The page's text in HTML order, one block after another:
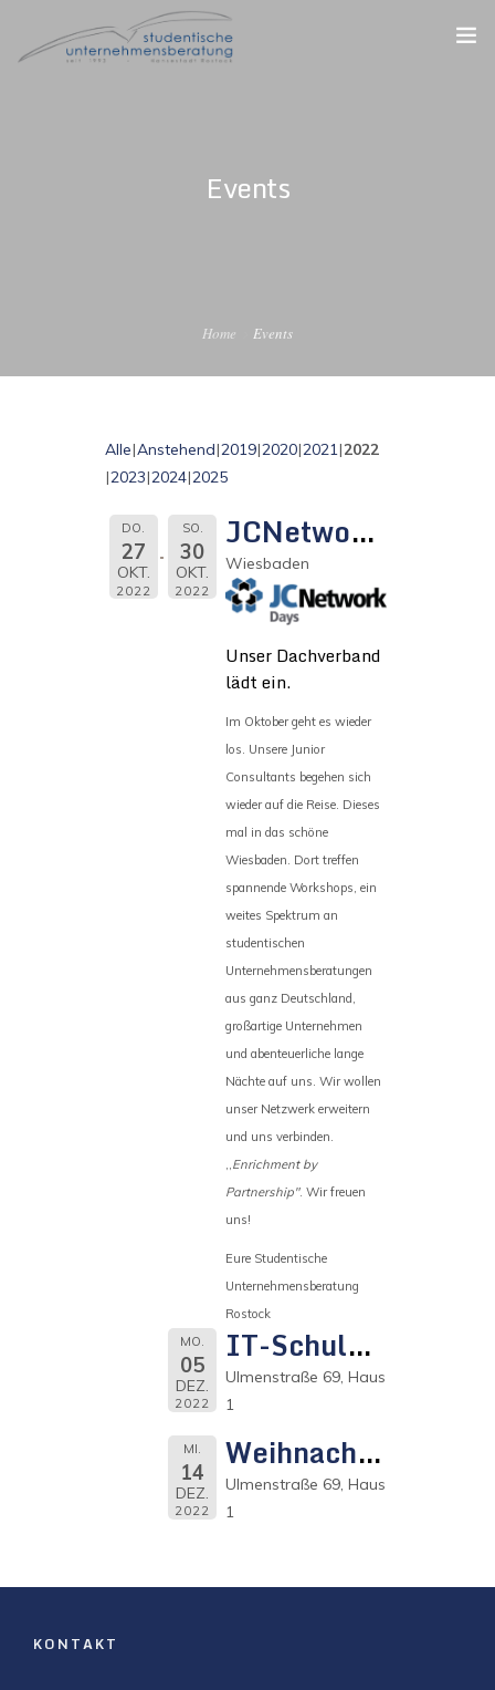
Events
Home Events
Alle Anstehend 2019 2020 2021 2022
2023 2024 2025
DO.
27
OKT.
2022
SO.
30
OKT.
2022
JCNetwork Days
Wiesbaden
Unser Dachverband
lädt ein.
Im Oktober geht es wieder
los. Unsere Junior
Consultants begehen sich
wieder auf die Reise. Dieses
mal in das schöne
Wiesbaden. Dort treffen
spannende Workshops, ein
weites Spektrum an
studentischen
Unternehmensberatungen
aus ganz Deutschland,
großartige Unternehmen
und abenteuerliche lange
Nächte auf uns. Wir wollen
unser Netzwerk erweitern
und uns verbinden.
,,Enrichment by
Partnership". Wir freuen
uns!
Eure Studentische
Unternehmensberatung
Rostock
MO.
05
DEZ.
2022
IT-Schulung MS Office
Ulmenstraße 69, Haus
1
MI.
14
DEZ.
2022
Weihnachtsfeier
Ulmenstraße 69, Haus
1
KONTAKT